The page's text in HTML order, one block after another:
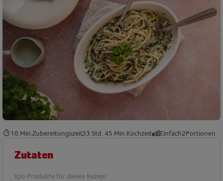
10 Min. Zubereitungszeit33 Std. 45 Min. Kochzeit Einfach2Portionen
Zutaten
Iglo Produkte für dieses Rezept